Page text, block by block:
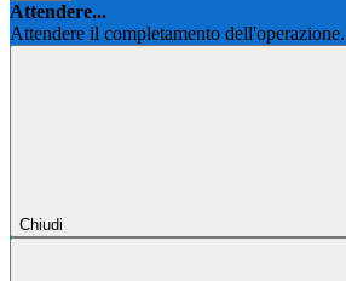
Attendere...
Attendere il completamento
Chiudi